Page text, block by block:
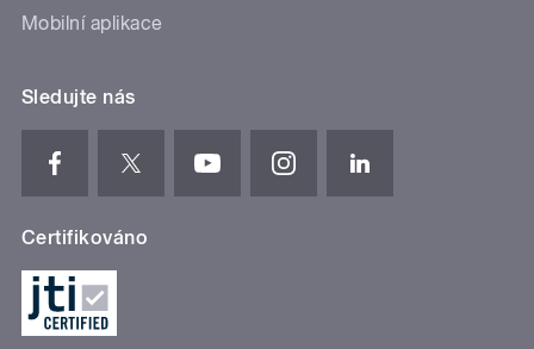
Mobilní aplikace
Sledujte nás
Certifikováno